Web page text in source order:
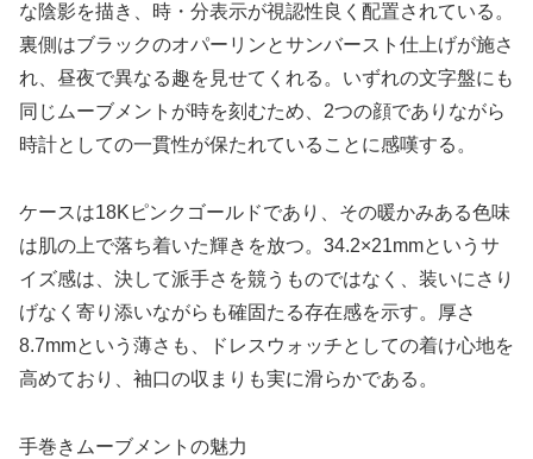
な陰影を描き、時・分表示が視認性良く配置されている。
裏側はブラックのオパーリンとサンバースト仕上げが施さ
れ、昼夜で異なる趣を見せてくれる。いずれの文字盤にも
同じムーブメントが時を刻むため、2つの顔でありながら
時計としての一貫性が保たれていることに感嘆する。
ケースは18Kピンクゴールドであり、その暖かみある色味
は肌の上で落ち着いた輝きを放つ。34.2×21mmというサ
イズ感は、決して派手さを競うものではなく、装いにさり
げなく寄り添いながらも確固たる存在感を示す。厚さ
8.7mmという薄さも、ドレスウォッチとしての着け心地を
高めており、袖口の収まりも実に滑らかである。
手巻きムーブメントの魅力